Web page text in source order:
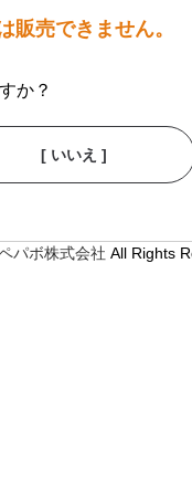
販売できません。
か？
[ いいえ ]
パボ株式会社 All Rights